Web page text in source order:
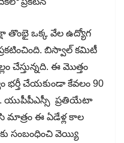
తొంభై ఒక్క వేల ఉద్యోగ
బిస్వాల్ కమిటీ
చేస్తున్నది. ఈ మొత్తం
భర్తీ చేయకుండా కేవలం 90
యుపీపీఎస్సీ ప్రతియేటా
మాత్రం ఈ ఏడేళ్ల కాల
సంబంధించి వెయ్యి